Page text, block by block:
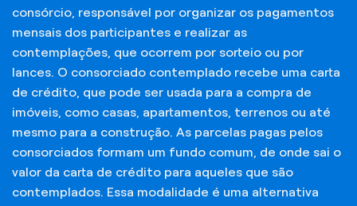
consórcio, responsável por organizar os pagamentos
mensais dos participantes e realizar as
contemplações, que ocorrem por sorteio ou por
lances. O consorciado contemplado recebe uma carta
de crédito, que pode ser usada para a compra de
imóveis, como casas, apartamentos, terrenos ou até
mesmo para a construção. As parcelas pagas pelos
consorciados formam um fundo comum, de onde sai o
valor da carta de crédito para aqueles que são
contemplados. Essa modalidade é uma alternativa